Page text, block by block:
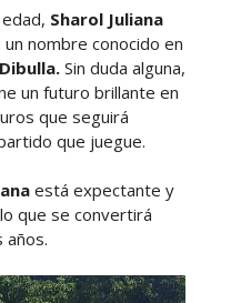
Sharol Juliana
nombre conocido en
Dibulla. Sin duda alguna,
un futuro brillante en
que seguirá
que juegue.
está expectante y
que se convertirá